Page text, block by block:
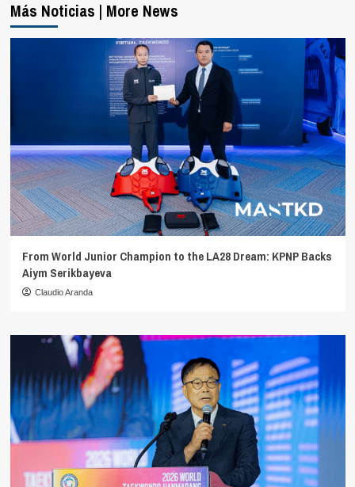
Más Noticias | More News
From World Junior Champion to the LA28 Dream: KPNP Backs
Aiym Serikbayeva
Claudio Aranda